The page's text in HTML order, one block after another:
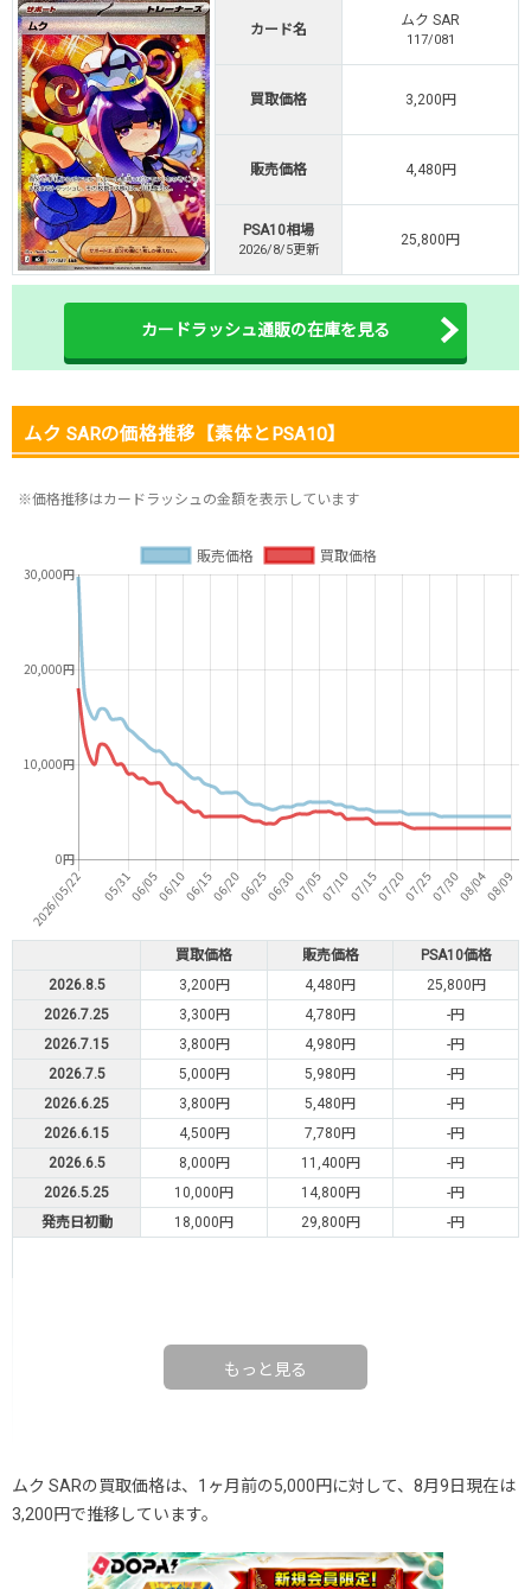
オリくじ
TVCM記念！激熱イベント開催中
TORAオリパ
・リリース1周年イベント開催中！
・新規登録で最大90%OFF
初回登録で4種類アド確解放
TORAオリパ公式はこちら ＞
カード名
ムク SAR
117/081
買取価格 3,200円
販売価格 4,480円
PSA10相場
2026/8/5更新
25,800円
カードラッシュ通販の在庫を見る
ムク SARの価格推移【素体とPSA10】
※価格推移はカードラッシュの金額を表示しています
買取価格 販売価格
PSA10価格
2026.8.5
3,200円 4,480円
25,800円
2026.7.25
3,300円 4,780円
-円
2026.7.15
3,800円 4,980円
-円
2026.7.5
5,000円 5,980円
-円
2026.6.25
3,800円 5,480円
-円
2026.6.15
4,500円 7,780円
-円
2026.6.5
8,000円 11,400円
-円
2026.5.25
10,000円 14,800円
-円
発売日初動
18,000円 29,800円 -円
もっと見る
ムク SARの買取価格は、1ヶ月前の5,000円に対して、8月9日現在は
3,200円で推移しています。